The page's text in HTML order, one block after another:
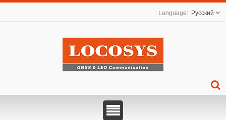
Русский